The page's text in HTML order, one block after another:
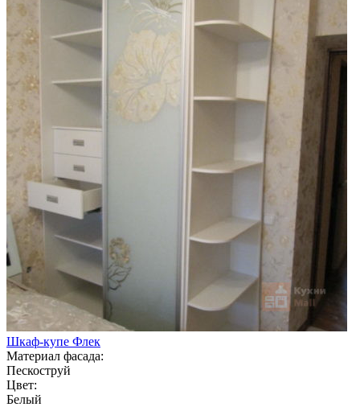
Шкаф-купе Флек
Материал фасада:
Пескоструй
Цвет:
Белый